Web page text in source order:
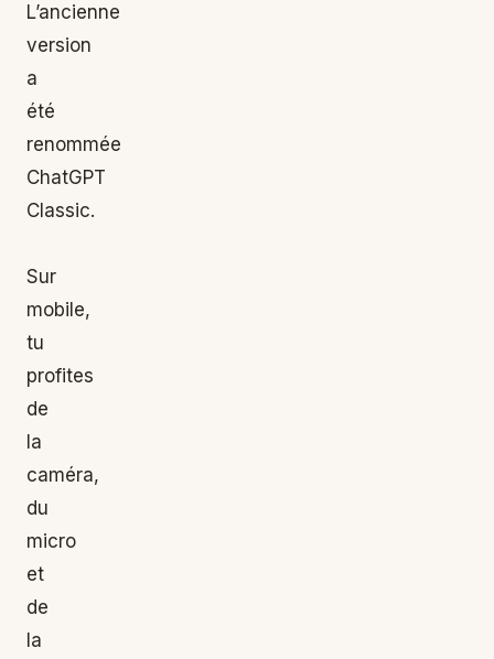
L’ancienne
version
a
été
renommée
ChatGPT
Classic.
Sur
mobile,
tu
profites
de
la
caméra,
du
micro
et
de
la